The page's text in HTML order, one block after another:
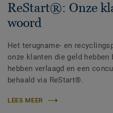
ReStart®: Onze
woord
Het terugname- en
onze klanten die geld hebben
hebben verlaagd en een
behaald via ReStart®.
LEES MEER